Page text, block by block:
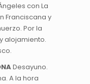
con La
Franciscana y
Por la
alojamiento.
Desayuno.
A la hora